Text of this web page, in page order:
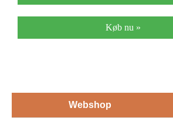
Køb nu »
Webshop